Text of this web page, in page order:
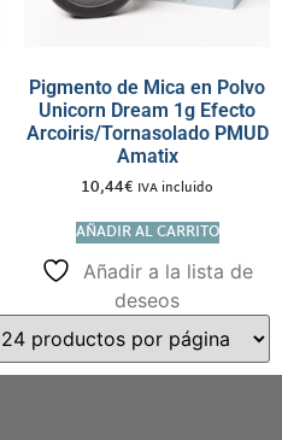
Pigmento de Mica en Polvo
Unicorn Dream 1g Efecto
Arcoiris/Tornasolado PMUD
Amatix
10,44€ IVA incluido
AÑADIR AL CARRITO
Añadir a la lista de
deseos